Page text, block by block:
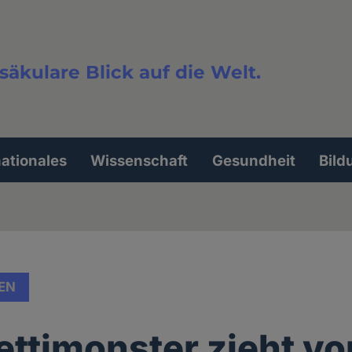
Blick auf die Welt.
Wissenschaft Gesundheit